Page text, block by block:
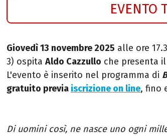
EVENTO
Giovedì 13 novembre 2025 alle ore
3) ospita Aldo Cazzullo che presenta
L'evento è inserito nel programma di
gratuito previa iscrizione on line, fino
Di uomini così, ne nasce uno ogni